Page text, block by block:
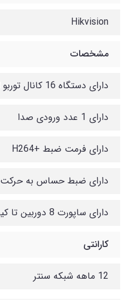
Hikvision
مشخصات
دارای دستگاه 16 کانال توربو اچ دی
دارای 1 عدد ورودی صدا
دارای فرمت ضبط +H264
دارای ضبط حساس به حرکت
دارای ساپورت 8 دوربین تا کیفیت 4 مگاپیکسل
کارانتی
12 ماهه شبکه سنتر